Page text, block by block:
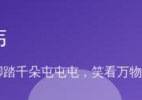
千朵屯屯屯，笑看万物